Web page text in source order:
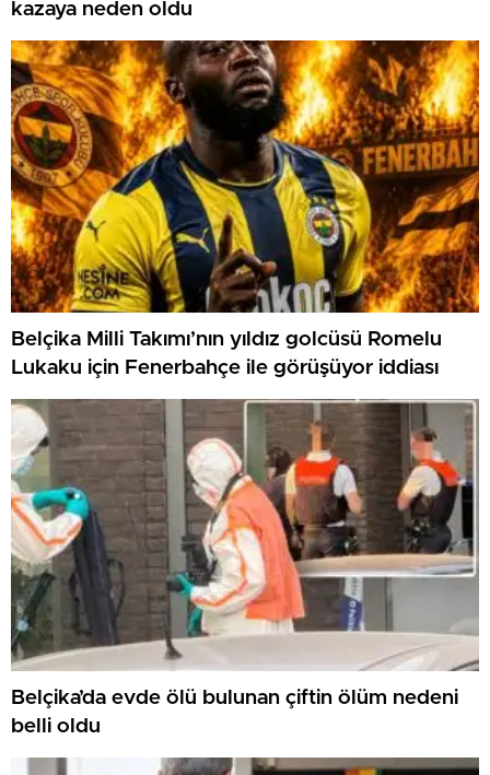
kazaya neden oldu
Belçika Milli Takımı’nın yıldız golcüsü Romelu
Lukaku için Fenerbahçe ile görüşüyor iddiası
Belçika’da evde ölü bulunan çiftin ölüm nedeni
belli oldu